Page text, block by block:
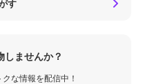
す
しませんか？
な情報を配信中！